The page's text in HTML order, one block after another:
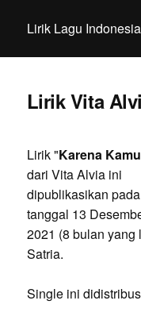
Lirik Lagu Indonesia
Lirik Vita
Lirik "Karena Kamu
dari Vita Alvia ini
dipublikasikan pada
tanggal 13
2021 (8 bulan
Satria.
Single ini